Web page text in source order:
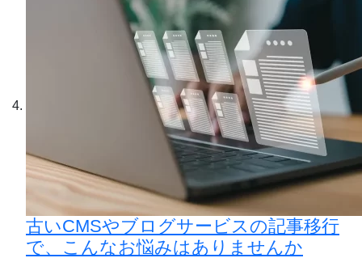
古いCMSやブログサービスの記事移行
で、こんなお悩みはありませんか